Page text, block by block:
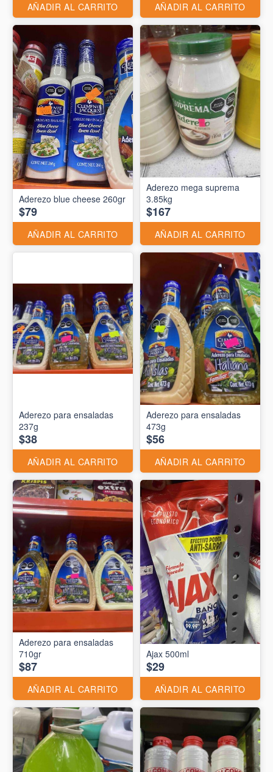
AÑADIR AL CARRITO AÑADIR AL CARRITO
Aderezo blue cheese 260gr
$79
AÑADIR AL CARRITO
Aderezo mega suprema
3.85kg
$167
AÑADIR AL CARRITO
Aderezo para ensaladas
237g
$38
AÑADIR AL CARRITO
Aderezo para ensaladas
473g
$56
AÑADIR AL CARRITO
Aderezo para ensaladas
710gr
$87
AÑADIR AL CARRITO
Ajax 500ml
$29
AÑADIR AL CARRITO